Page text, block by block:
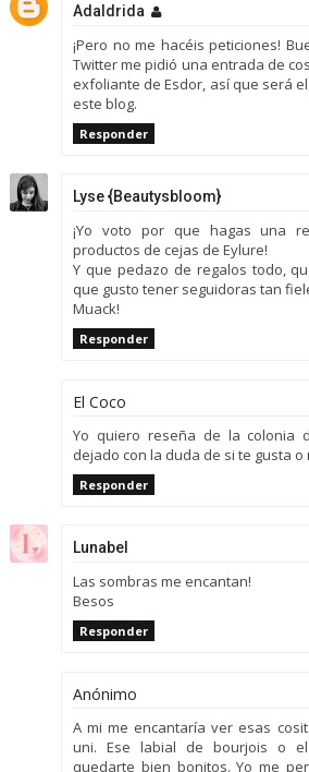
Adaldrida
¡Pero no me hacéis peticiones!
Twitter me pidió una entrada de
exfoliante de Esdor, así que será
este blog.
Responder
Lyse {Beautysbloom}
¡Yo voto por que hagas una
productos de cejas de Eylure!
Y que pedazo de regalos todo,
que gusto tener seguidoras tan
Muack!
Responder
El Coco
Yo quiero reseña de la colonia
dejado con la duda de si te gusta o
Responder
Lunabel
Las sombras me encantan!
Besos
Responder
Anónimo
A mi me encantaría ver esas
uni. Ese labial de bourjois o
quedarte bien bonitos. Yo me